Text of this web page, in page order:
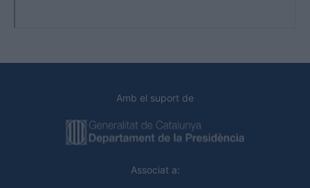
Amb el suport de
Associat a: